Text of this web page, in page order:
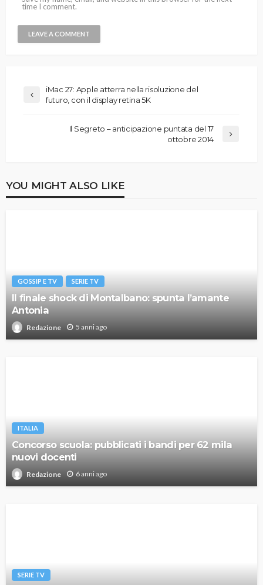
time I comment.
iMac 27: Apple atterra nella risoluzione del
futuro, con il display retina 5K
Il Segreto – anticipazione puntata del 17
ottobre 2014
YOU MIGHT ALSO LIKE
GOSSIP E TV SERIE TV
Il finale shock di Montalbano: spunta l’amante
Antonia
Redazione 5 anni ago
ITALIA
Concorso scuola: pubblicati i bandi per 62 mila
nuovi docenti
Redazione 6 anni ago
SERIE TV